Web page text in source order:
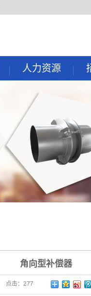
人力资源
招聘信息
角向型补偿器
点击： 277